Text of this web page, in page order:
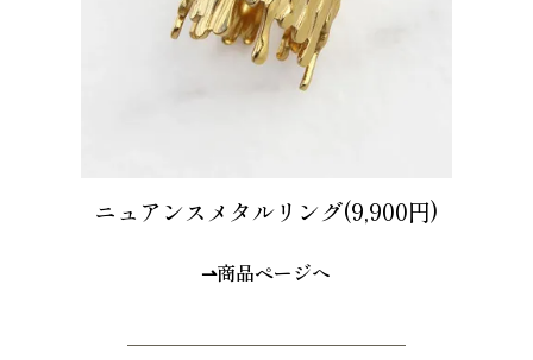
ニュアンスメタルリング(9,900円)
⇀商品ページへ